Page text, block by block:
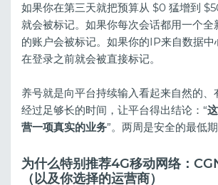
如果你在第三天就把预算从 $0 猛增到
就会被标记。如果你每次会话都用一个
的账户会被标记。如果你的IP来自数据
在登录之前就会被直接标记。
养号就是向平台持续输入看起来自然的、
经过足够长的时间，让平台得出结论：“
营一项真实的业务”。两周是安全的最低期
为什么特别推荐4G移动网络：
（以及你选择的运营商）